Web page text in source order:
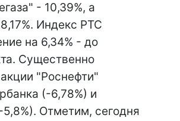
- 10,39%, а
Индекс РТС
на 6,34% - до
Существенно
"Роснефти"
(-6,78%) и
Отметим, сегодня